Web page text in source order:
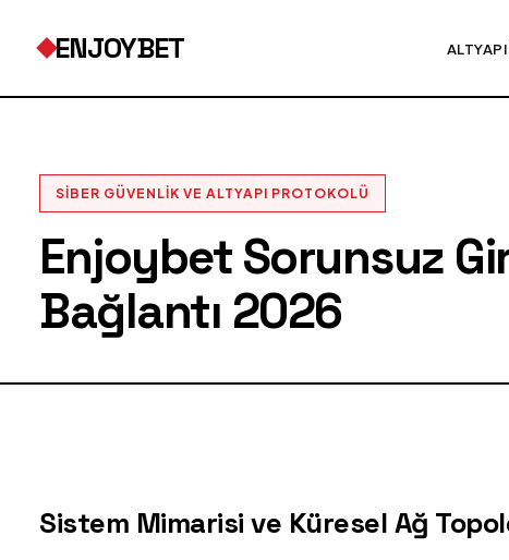
ENJOYBET
SIBER GÜVENLIK VE ALTYAPI PROTOKOLÜ
Enjoybet Sorunsuz
Bağlantı 2026
Sistem Mimarisi ve Küresel Ağ